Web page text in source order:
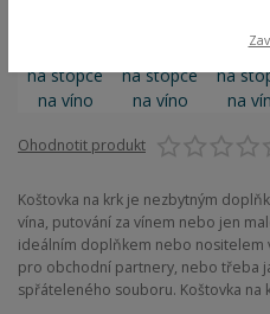
Ohodnotit produkt
Koštovka na krk je nezbytným
vína, putování za vínem nebo jen
ideálním doplňkem nebo nositelem
pro obchodní partnery, nebo třeba
spřáteleného souboru. Koštovka na